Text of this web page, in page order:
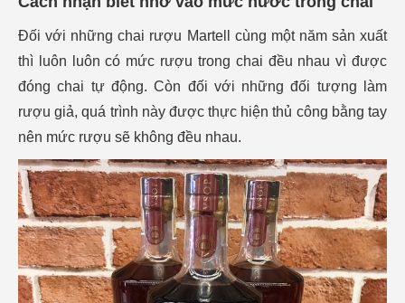
Đối với những chai rượu Martell cùng một năm sản xuất
thì luôn luôn có mức rượu trong chai đều nhau vì được
đóng chai tự động. Còn đối với những đối tượng làm
rượu giả, quá trình này được thực hiện thủ công bằng tay
nên mức rượu sẽ không đều nhau.